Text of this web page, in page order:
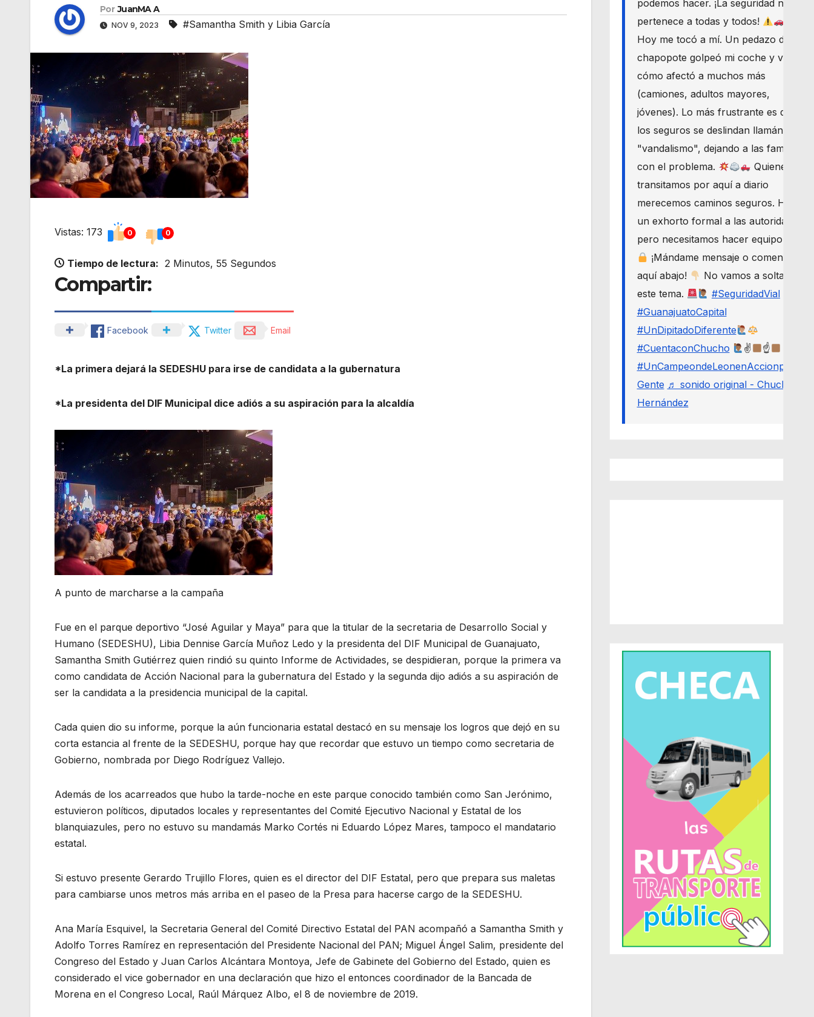
Por JuanMA A
NOV 9, 2023 #Samantha Smith y Libia García
Vistas: 173 0 0
Tiempo de lectura: 2 Minutos, 55 Segundos
Compartir:
Facebook Twitter Email
*La primera dejará la SEDESHU para irse de candidata a la gubernatura
*La presidenta del DIF Municipal dice adiós a su aspiración para la alcaldía
A punto de marcharse a la campaña
Fue en el parque deportivo “José Aguilar y Maya” para que la titular de la secretaria de Desarrollo Social y
Humano (SEDESHU), Libia Dennise García Muñoz Ledo y la presidenta del DIF Municipal de Guanajuato,
Samantha Smith Gutiérrez quien rindió su quinto Informe de Actividades, se despidieran, porque la primera va
como candidata de Acción Nacional para la gubernatura del Estado y la segunda dijo adiós a su aspiración de
ser la candidata a la presidencia municipal de la capital.
Cada quien dio su informe, porque la aún funcionaria estatal destacó en su mensaje los logros que dejó en su
corta estancia al frente de la SEDESHU, porque hay que recordar que estuvo un tiempo como secretaria de
Gobierno, nombrada por Diego Rodríguez Vallejo.
Además de los acarreados que hubo la tarde-noche en este parque conocido también como San Jerónimo,
estuvieron políticos, diputados locales y representantes del Comité Ejecutivo Nacional y Estatal de los
blanquiazules, pero no estuvo su mandamás Marko Cortés ni Eduardo López Mares, tampoco el mandatario
estatal.
Si estuvo presente Gerardo Trujillo Flores, quien es el director del DIF Estatal, pero que prepara sus maletas
para cambiarse unos metros más arriba en el paseo de la Presa para hacerse cargo de la SEDESHU.
Ana María Esquivel, la Secretaria General del Comité Directivo Estatal del PAN acompañó a Samantha Smith y
Adolfo Torres Ramírez en representación del Presidente Nacional del PAN; Miguel Ángel Salim, presidente del
Congreso del Estado y Juan Carlos Alcántara Montoya, Jefe de Gabinete del Gobierno del Estado, quien es
considerado el vice gobernador en una declaración que hizo el entonces coordinador de la Bancada de
Morena en el Congreso Local, Raúl Márquez Albo, el 8 de noviembre de 2019.
podemos hacer. ¡La seguridad nos
pertenece a todas y todos!
Hoy me tocó a mí. Un pedazo de
chapopote golpeó mi coche y vi
cómo afectó a muchos más
(camiones, adultos mayores,
jóvenes). Lo más frustrante es que
los seguros se deslindan llamándolo
"vandalismo", dejando a las familias
con el problema.
Quienes
transitamos por aquí a diario
merecemos caminos seguros. Haré
un exhorto formal a las autoridades,
pero necesitamos hacer equipo.
¡Mándame mensaje o comenta
aquí abajo!
No vamos a soltar
este tema.
#SeguridadVial
#GuanajuatoCapital
#UnDipitadoDiferente
#CuentaconChucho
✌
☝
#UnCampeondeLeonenAccionporLa
Gente ♬ sonido original - Chucho
Hernández